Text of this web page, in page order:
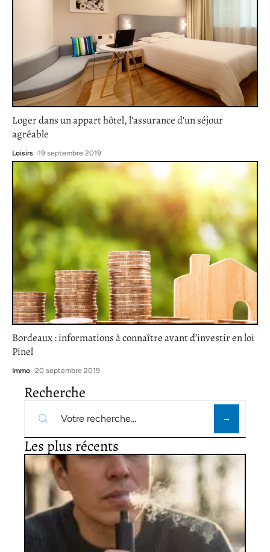
Loger dans un appart hôtel, l’assurance d’un séjour
agréable
Loisirs 19 septembre 2019
Bordeaux : informations à connaître avant d’investir en loi
Pinel
Immo 20 septembre 2019
Recherche
Les plus récents